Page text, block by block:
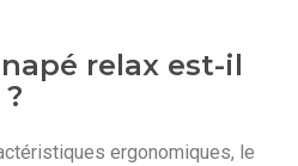
relax est-il
ergonomiques, le